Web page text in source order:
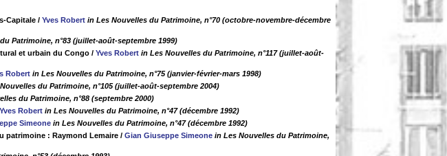
Capitale / Yves Robert in Les Nouvelles du Patrimoine, n°70 (octobre-novembre-décembre
Patrimoine, n°83 (juillet-août-septembre 1999)
et urbain du Congo / Yves Robert in Les Nouvelles du Patrimoine, n°117 (juillet-août-
Robert in Les Nouvelles du Patrimoine, n°75 (janvier-février-mars 1998)
du Patrimoine, n°105 (juillet-août-septembre 2004)
du Patrimoine, n°88 (septembre 2000)
Yves Robert in Les Nouvelles du Patrimoine, n°47 (décembre 1992)
Simeone in Les Nouvelles du Patrimoine, n°47 (décembre 1992)
patrimoine : Raymond Lemaire / Gian Giuseppe Simeone in Les Nouvelles du Patrimoine,